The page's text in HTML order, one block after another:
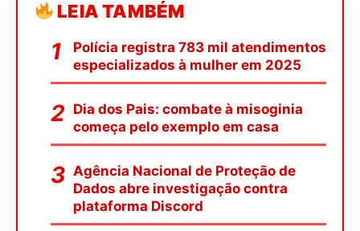
LEIA TAMBÉM
Polícia registra 783 mil atendimentos
especializados à mulher em 2025
Dia dos Pais: combate à misoginia
começa pelo exemplo em casa
Agência Nacional de Proteção de
Dados abre investigação contra
plataforma Discord